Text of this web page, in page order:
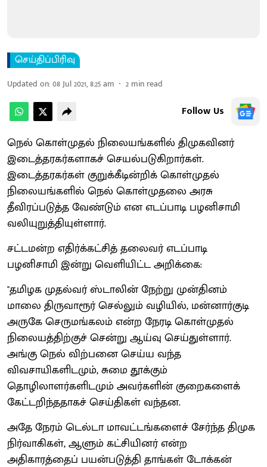
செய்திப்பிரிவு
Updated on:08 Jul 2021, 8:25 am 2 min read
Follow Us
நெல் கொள்முதல் நிலையங்களில் திமுகவினர்
இடைத்தரகர்களாகச் செயல்படுகிறார்கள்.
இடைத்தரகர்கள் குறுக்கீடின்றிக் கொள்முதல்
நிலையங்களில் நெல் கொள்முதலை அரசு
தீவிரப்படுத்த வேண்டும் என எடப்பாடி பழனிசாமி
வலியுறுத்தியுள்ளார்.
சட்டமன்ற எதிர்க்கட்சித் தலைவர் எடப்பாடி
பழனிசாமி இன்று வெளியிட்ட அறிக்கை:
''தமிழக முதல்வர் ஸ்டாலின் நேற்று முன்தினம்
மாலை திருவாரூர் செல்லும் வழியில், மன்னார்குடி
அருகே செருமங்கலம் என்ற நேரடி கொள்முதல்
நிலையத்திற்குச் சென்று ஆய்வு செய்துள்ளார்.
அங்கு நெல் விற்பனை செய்ய வந்த
விவசாயிகளிடமும், சுமை தூக்கும்
தொழிலாளர்களிடமும் அவர்களின் குறைகளைக்
கேட்டறிந்ததாகச் செய்திகள் வந்தன.
அதே நேரம் டெல்டா மாவட்டங்களைச் சேர்ந்த திமுக
நிர்வாகிகள், ஆளும் கட்சியினர் என்ற
அதிகாரத்தைப் பயன்படுத்தி தாங்கள் டோக்கன்